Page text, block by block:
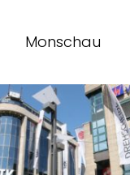
Monschau